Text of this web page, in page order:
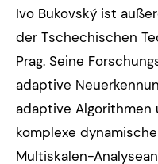
Ivo Bukovský ist
der Tschechischen
Prag. Seine
adaptive
adaptive Algorithmen
komplexe
Multiskalen-